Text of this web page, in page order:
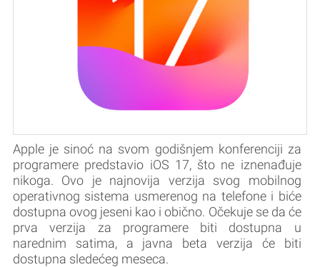
Apple je sinoć na svom godišnjem konferenciji za
programere predstavio iOS 17, što ne iznenađuje
nikoga. Ovo je najnovija verzija svog mobilnog
operativnog sistema usmerenog na telefone i biće
dostupna ovog jeseni kao i obično. Očekuje se da će
prva verzija za programere biti dostupna u
narednim satima, a javna beta verzija će biti
dostupna sledećeg meseca.